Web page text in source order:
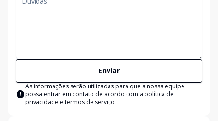
Enviar
As informações serão utilizadas para que a nossa equipe
possa entrar em contato de acordo com a política de
privacidade e termos de serviço